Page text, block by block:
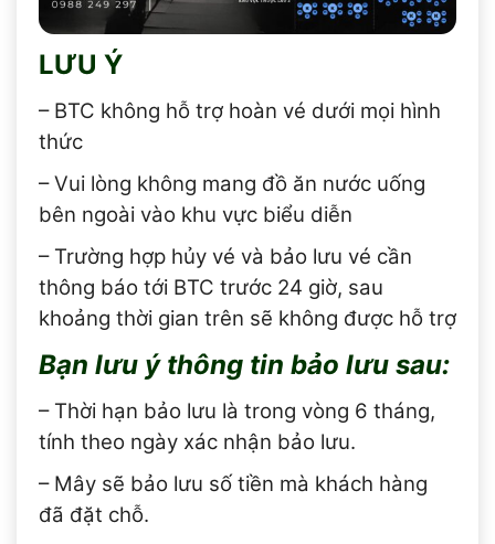
LƯU Ý
– BTC không hỗ trợ hoàn vé dưới mọi hình
thức
– Vui lòng không mang đồ ăn nước uống
bên ngoài vào khu vực biểu diễn
– Trường hợp hủy vé và bảo lưu vé cần
thông báo tới BTC trước 24 giờ, sau
khoảng thời gian trên sẽ không được hỗ trợ
Bạn lưu ý thông tin bảo lưu sau:
– Thời hạn bảo lưu là trong vòng 6 tháng,
tính theo ngày xác nhận bảo lưu.
– Mây sẽ bảo lưu số tiền mà khách hàng
đã đặt chỗ.